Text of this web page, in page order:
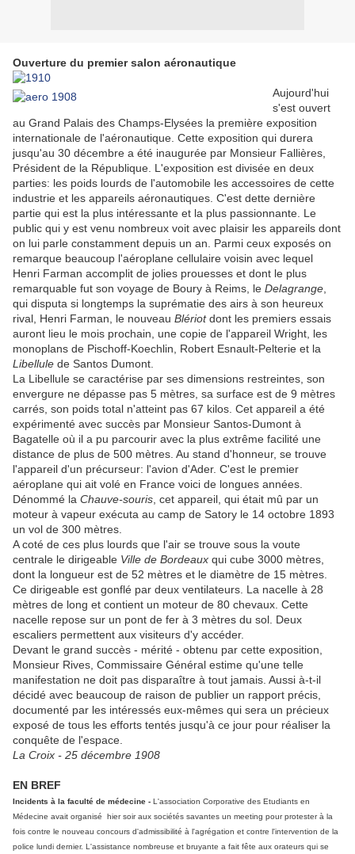
Ouverture du premier salon aéronautique
Aujourd'hui
s'est ouvert
au Grand Palais des Champs-Elysées la première exposition
internationale de l'aéronautique. Cette exposition qui durera
jusqu'au 30 décembre a été inaugurée par Monsieur Fallières,
Président de la République. L'exposition est divisée en deux
parties: les poids lourds de l'automobile les accessoires de cette
industrie et les appareils aéronautiques. C'est dette dernière
partie qui est la plus intéressante et la plus passionnante. Le
public qui y est venu nombreux voit avec plaisir les appareils dont
on lui parle constamment depuis un an. Parmi ceux exposés on
remarque beaucoup l'aéroplane cellulaire voisin avec lequel
Henri Farman accomplit de jolies prouesses et dont le plus
remarquable fut son voyage de Boury à Reims, le Delagrange
qui disputa si longtemps la suprématie des airs à son heureux
rival, Henri Farman, le nouveau Blériotdont les premiers essais
auront lieu le mois prochain, une copie de l'appareil Wright, les
monoplans de Pischoff-Koechlin, Robert Esnault-Pelterie et la
Libellule de Santos Dumont.
La Libellule se caractérise par ses dimensions restreintes, son
envergure ne dépasse pas 5 mètres, sa surface est de 9 mètres
carrés, son poids total n'atteint pas 67 kilos. Cet appareil a été
expérimenté avec succès par Monsieur Santos-Dumont à
Bagatelle où il a pu parcourir avec la plus extrême facilité une
distance de plus de 500 mètres. Au stand d'honneur, se trouve
l'appareil d'un précurseur: l'avion d'Ader. C'est le premier
aéroplane qui ait volé en France voici de longues années.
Dénommé la Chauve-souris , cet appareil, qui était mû par un
moteur à vapeur exécuta au camp de Satory le 14 octobre 1893
un vol de 300 mètres.
A coté de ces plus lourds que l'air se trouve sous la voute
centrale le dirigeable Ville de Bordeaux qui cube 3000 mètres,
dont la longueur est de 52 mètres et le diamètre de 15 mètres.
Ce dirigeable est gonflé par deux ventilateurs. La nacelle à 28
mètres de long et contient un moteur de 80 chevaux. Cette
nacelle repose sur un pont de fer à 3 mètres du sol. Deux
escaliers permettent aux visiteurs d'y accéder.
Devant le grand succès - mérité - obtenu par cette exposition,
Monsieur Rives, Commissaire Général estime qu'une telle
manifestation ne doit pas disparaître à tout jamais. Aussi à-t-il
décidé avec beaucoup de raison de publier un rapport précis,
documenté par les intéressés eux-mêmes qui sera un précieux
exposé de tous les efforts tentés jusqu'à ce jour pour réaliser la
conquête de l'espace.
La Croix - 25 décembre 1908
EN BREF
Incidents à la faculté de médecine - L'association Corporative des Etudiants en
Médecine avait organisé hier soir aux sociétés savantes un meeting pour protester à la
fois contre le nouveau concours d'admissibilité à l'agrégation et contre l'intervention de la
police lundi dernier. L'assistance nombreuse et bruyante a fait fête aux orateurs qui se